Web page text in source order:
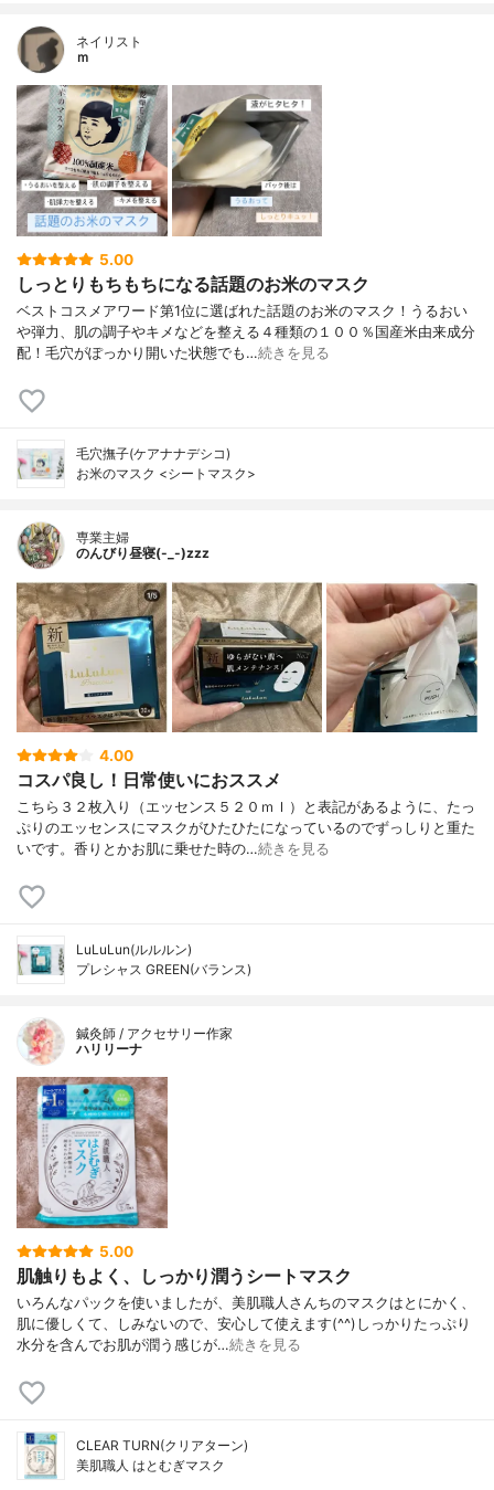
ネイリスト
ｍ
5.00
しっとりもちもちになる話題のお米のマスク
ベストコスメアワード第1位に選ばれた話題のお米のマスク！うるおい
や弾力、肌の調子やキメなどを整える４種類の１００％国産米由来成分
配！毛穴がぽっかり開いた状態でも…続きを見る
毛穴撫子(ケアナナデシコ)
お米のマスク <シートマスク>
専業主婦
のんびり昼寝(-_-)zzz
4.00
コスパ良し！日常使いにおススメ
こちら３２枚入り（エッセンス５２０ｍｌ）と表記があるように、たっ
ぷりのエッセンスにマスクがひたひたになっているのでずっしりと重た
いです。香りとかお肌に乗せた時の…続きを見る
LuLuLun(ルルルン)
プレシャス GREEN(バランス)
鍼灸師 / アクセサリー作家
ハリリーナ
5.00
肌触りもよく、しっかり潤うシートマスク
いろんなパックを使いましたが、美肌職人さんちのマスクはとにかく、
肌に優しくて、しみないので、安心して使えます(^^)しっかりたっぷり
水分を含んでお肌が潤う感じが…続きを見る
CLEAR TURN(クリアターン)
美肌職人 はとむぎマスク